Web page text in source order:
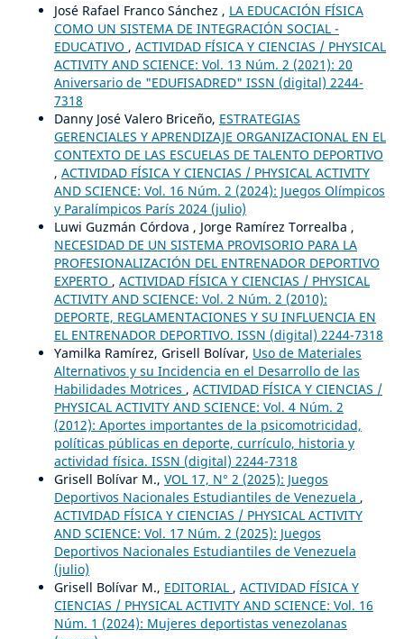
José Rafael Franco Sánchez , LA EDUCACIÓN FÍSICA
COMO UN SISTEMA DE INTEGRACIÓN SOCIAL -
EDUCATIVO , ACTIVIDAD FÍSICA Y CIENCIAS / PHYSICAL
ACTIVITY AND SCIENCE: Vol. 13 Núm. 2 (2021): 20
Aniversario de "EDUFISADRED" ISSN (digital) 2244-
7318
Danny José Valero Briceño, ESTRATEGIAS
GERENCIALES Y APRENDIZAJE ORGANIZACIONAL EN EL
CONTEXTO DE LAS ESCUELAS DE TALENTO DEPORTIVO
, ACTIVIDAD FÍSICA Y CIENCIAS / PHYSICAL ACTIVITY
AND SCIENCE: Vol. 16 Núm. 2 (2024): Juegos Olímpicos
y Paralímpicos París 2024 (julio)
Luwi Guzmán Córdova , Jorge Ramírez Torrealba ,
NECESIDAD DE UN SISTEMA PROVISORIO PARA LA
PROFESIONALIZACIÓN DEL ENTRENADOR DEPORTIVO
EXPERTO , ACTIVIDAD FÍSICA Y CIENCIAS / PHYSICAL
ACTIVITY AND SCIENCE: Vol. 2 Núm. 2 (2010):
DEPORTE, REGLAMENTACIONES Y SU INFLUENCIA EN
EL ENTRENADOR DEPORTIVO. ISSN (digital) 2244-7318
Yamilka Ramírez, Grisell Bolívar, Uso de Materiales
Alternativos y su Incidencia en el Desarrollo de las
Habilidades Motrices , ACTIVIDAD FÍSICA Y CIENCIAS /
PHYSICAL ACTIVITY AND SCIENCE: Vol. 4 Núm. 2
(2012): Aportes importantes de la psicomotricidad,
políticas públicas en deporte, currículo, historia y
actividad física. ISSN (digital) 2244-7318
Grisell Bolívar M., VOL 17, N° 2 (2025): Juegos
Deportivos Nacionales Estudiantiles de Venezuela ,
ACTIVIDAD FÍSICA Y CIENCIAS / PHYSICAL ACTIVITY
AND SCIENCE: Vol. 17 Núm. 2 (2025): Juegos
Deportivos Nacionales Estudiantiles de Venezuela
(julio)
Grisell Bolívar M., EDITORIAL , ACTIVIDAD FÍSICA Y
CIENCIAS / PHYSICAL ACTIVITY AND SCIENCE: Vol. 16
Núm. 1 (2024): Mujeres deportistas venezolanas